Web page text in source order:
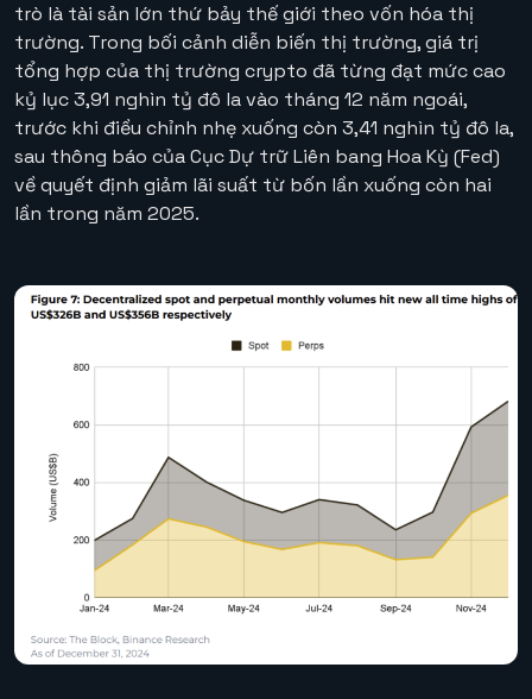
trò là tài sản lớn thứ bảy thế giới theo vốn hóa thị
trường. Trong bối cảnh diễn biến thị trường, giá trị
tổng hợp của thị trường crypto đã từng đạt mức cao
kỷ lục 3,91 nghìn tỷ đô la vào tháng 12 năm ngoái,
trước khi điều chỉnh nhẹ xuống còn 3,41 nghìn tỷ đô la,
sau thông báo của Cục Dự trữ Liên bang Hoa Kỳ (Fed)
về quyết định giảm lãi suất từ bốn lần xuống còn hai
lần trong năm 2025.